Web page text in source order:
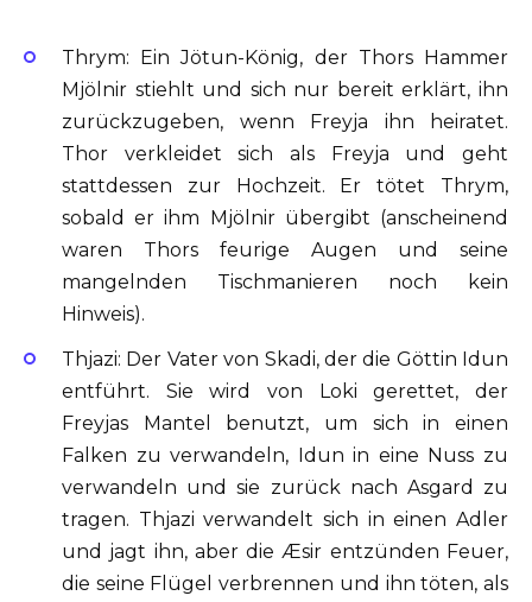
Thrym: Ein Jötun-König, der Thors Hammer
Mjölnir stiehlt und sich nur bereit erklärt, ihn
zurückzugeben, wenn Freyja ihn heiratet.
Thor verkleidet sich als Freyja und geht
stattdessen zur Hochzeit. Er tötet Thrym,
sobald er ihm Mjölnir übergibt (anscheinend
waren Thors feurige Augen und seine
mangelnden Tischmanieren noch kein
Hinweis).
Thjazi: Der Vater von Skadi, der die Göttin Idun
entführt. Sie wird von Loki gerettet, der
Freyjas Mantel benutzt, um sich in einen
Falken zu verwandeln, Idun in eine Nuss zu
verwandeln und sie zurück nach Asgard zu
tragen. Thjazi verwandelt sich in einen Adler
und jagt ihn, aber die Æsir entzünden Feuer,
die seine Flügel verbrennen und ihn töten, als